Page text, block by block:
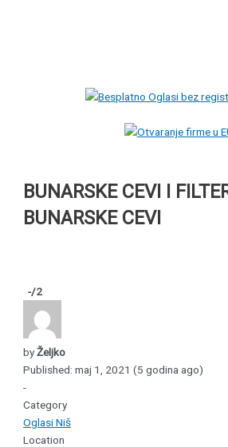
BUNARSKE CEVI I
BUNARSKE CEVI
-/2
byŽeljko
Published: maj 1, 2021 (5 godina ago)
-
Category
Oglasi Niš
Location